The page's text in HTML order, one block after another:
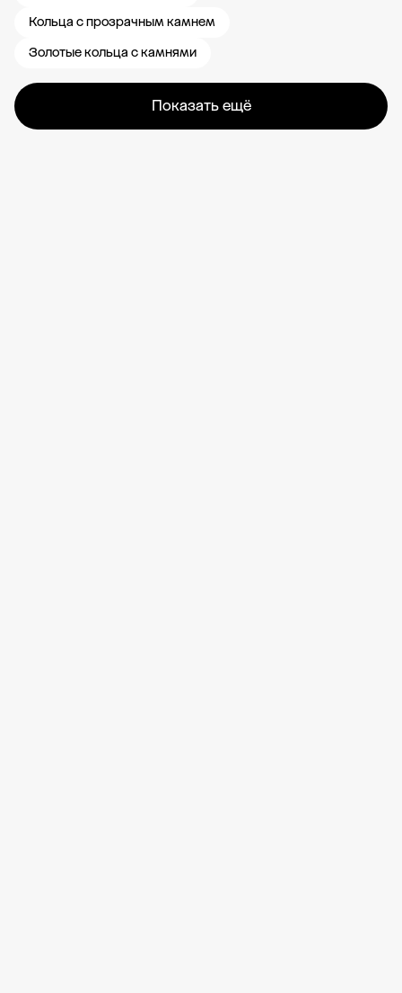
Кольца с прозрачным камнем
Золотые кольца с камнями
Показать ещё